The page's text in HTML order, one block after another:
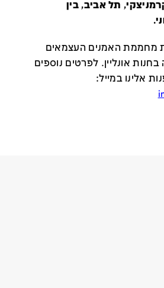
תל אביב, בין
מחממת האמנים העצמאים
אונליין. לפרטים נוספים
אלינו במייל: